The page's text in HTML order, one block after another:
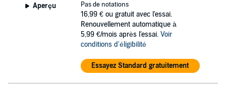
Aperçu
Pas de notations
16,99 € ou gratuit avec l'essai.
Renouvellement automatique à
5,99 €/mois après l'essai. Voir
conditions d'éligibilité
Essayez Standard gratuitement